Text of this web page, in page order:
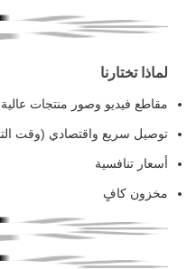
لماذا تختارنا
مقاطع فيديو وصور منتجات
توصيل سريع واقتصادي (وقت التسليم
أسعار تنافسية
مخزون كافٍ